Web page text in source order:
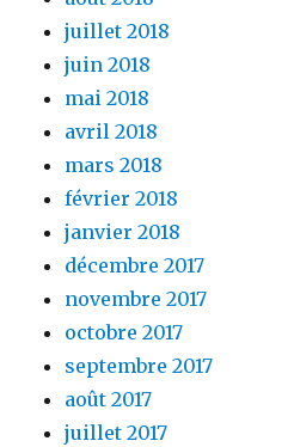
juillet 2018
juin 2018
mai 2018
avril 2018
mars 2018
février 2018
janvier 2018
décembre 2017
novembre 2017
octobre 2017
septembre 2017
août 2017
juillet 2017